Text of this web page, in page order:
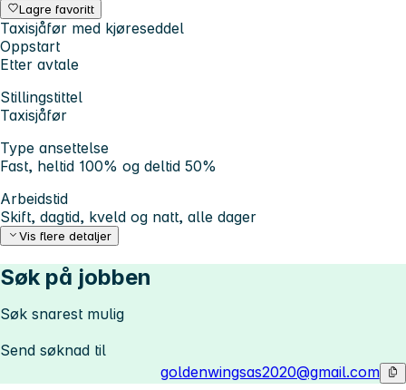
Lagre favoritt
Taxisjåfør med kjøreseddel
Oppstart
Etter avtale
Stillingstittel
Taxisjåfør
Type ansettelse
Fast, heltid 100% og deltid 50%
Arbeidstid
Skift, dagtid, kveld og natt, alle dager
Vis flere detaljer
Søk på jobben
Søk snarest mulig
Send søknad til
goldenwingsas2020@gmail.com